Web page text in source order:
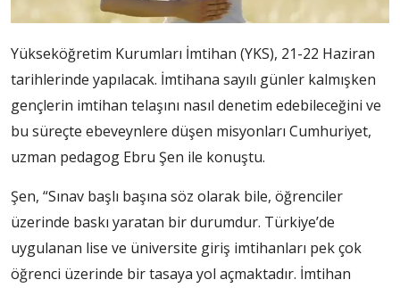
Yükseköğretim Kurumları İmtihan (YKS), 21-22 Haziran
tarihlerinde yapılacak. İmtihana sayılı günler kalmışken
gençlerin imtihan telaşını nasıl denetim edebileceğini ve
bu süreçte ebeveynlere düşen misyonları Cumhuriyet,
uzman pedagog Ebru Şen ile konuştu.
Şen, “Sınav başlı başına söz olarak bile, öğrenciler
üzerinde baskı yaratan bir durumdur. Türkiye’de
uygulanan lise ve üniversite giriş imtihanları pek çok
öğrenci üzerinde bir tasaya yol açmaktadır. İmtihan